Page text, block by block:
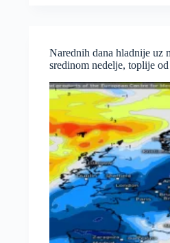
u
Vojvodini
Narednih dana hladnije uz
sredinom nedelje, toplije od